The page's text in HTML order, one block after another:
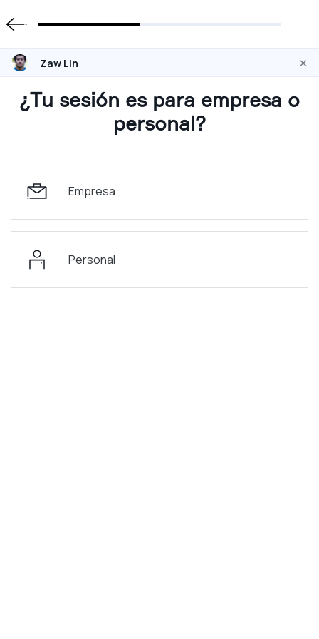
Zaw Lin ×
¿Tu sesión es para empresa o
personal?
Empresa
Personal